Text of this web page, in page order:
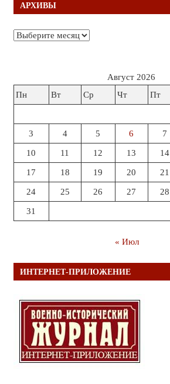
АРХИВЫ
Архивы
Август 2026
Пн
Вт Ср Чт Пт
3 4 5 6 7
10 11 12 13 14
17 18 19 20 21
24 25 26 27 28
31
« Июл
ИНТЕРНЕТ-ПРИЛОЖЕНИЕ